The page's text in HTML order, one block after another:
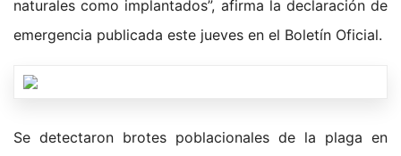
naturales como implantados”, afirma la declaración de
emergencia publicada este jueves en el Boletín Oficial.
Se detectaron brotes poblacionales de la plaga en